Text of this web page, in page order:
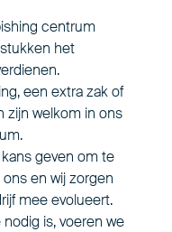
centrum
het
een extra zak of
zijn welkom in ons
geven om te
en wij zorgen
mee evolueert.
is, voeren we